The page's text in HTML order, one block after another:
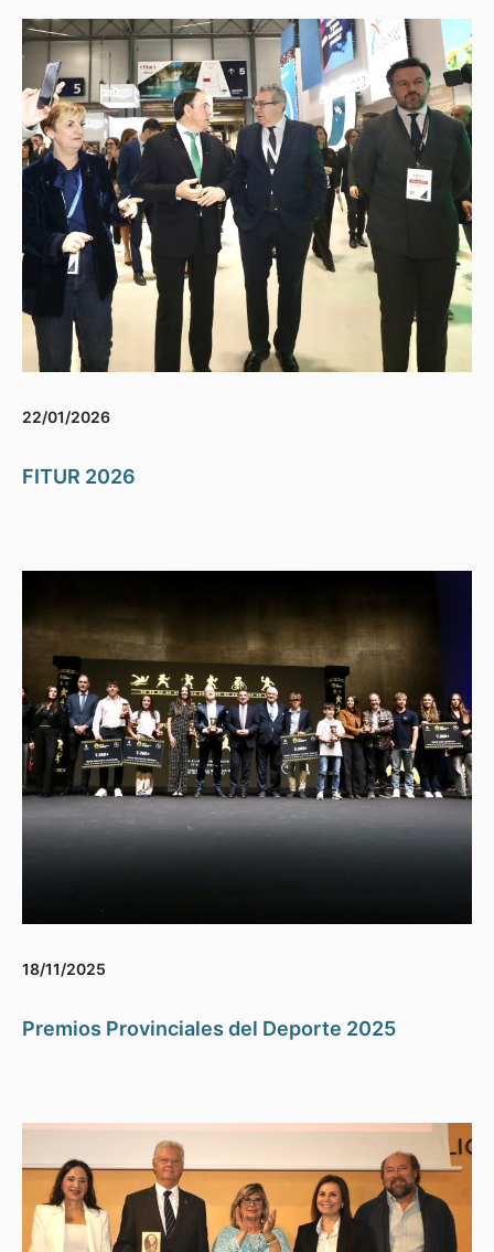
22/01/2026
FITUR 2026
18/11/2025
Premios Provinciales del Deporte 2025